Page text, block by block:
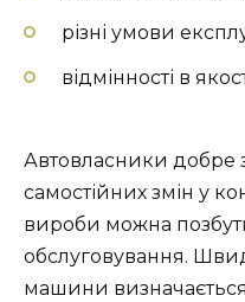
різні умови
відмінності в
Автовласники добре
самостійних змін у
вироби можна
обслуговування.
машини